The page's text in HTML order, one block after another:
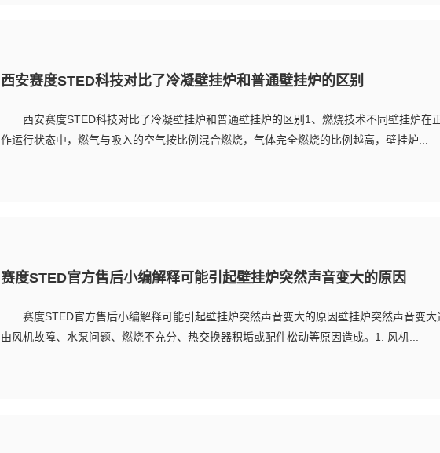
西安赛度STED科技对比了冷凝壁挂炉和普通壁挂炉的区别
西安赛度STED科技对比了冷凝壁挂炉和普通壁挂炉的区别1、燃烧技术不同壁挂炉在
作运行状态中，燃气与吸入的空气按比例混合燃烧，气体完全燃烧的比例越高，壁挂炉...
赛度STED官方售后小编解释可能引起壁挂炉突然声音变大的原因
赛度STED官方售后小编解释可能引起壁挂炉突然声音变大的原因壁挂炉突然声音变大
由风机故障、水泵问题、燃烧不充分、热交换器积垢或配件松动等原因造成。1. 风机...